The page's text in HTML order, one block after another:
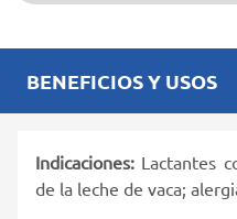
BENEFICIOS Y USOS
Indicaciones: Lactantes
de la leche de vaca;